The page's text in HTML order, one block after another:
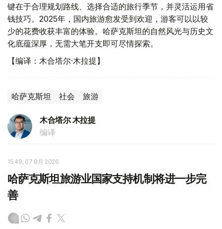
键在于合理规划路线、选择合适的旅行季节，并灵活运用省
钱技巧。2025年，国内旅游愈发受到欢迎，游客可以以较
少的花费收获丰富的体验。哈萨克斯坦的自然风光与历史文
化底蕴深厚，无需大笔开支即可尽情探索。
【编译：木合塔尔·木拉提】
哈萨克斯坦 社会 旅游
木合塔尔 木拉提
编译
15:49, 07 8月 2026
哈萨克斯坦旅游业国家支持机制将进一步完
善